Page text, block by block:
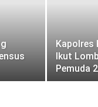
Kapolres
Ikut
Pemuda